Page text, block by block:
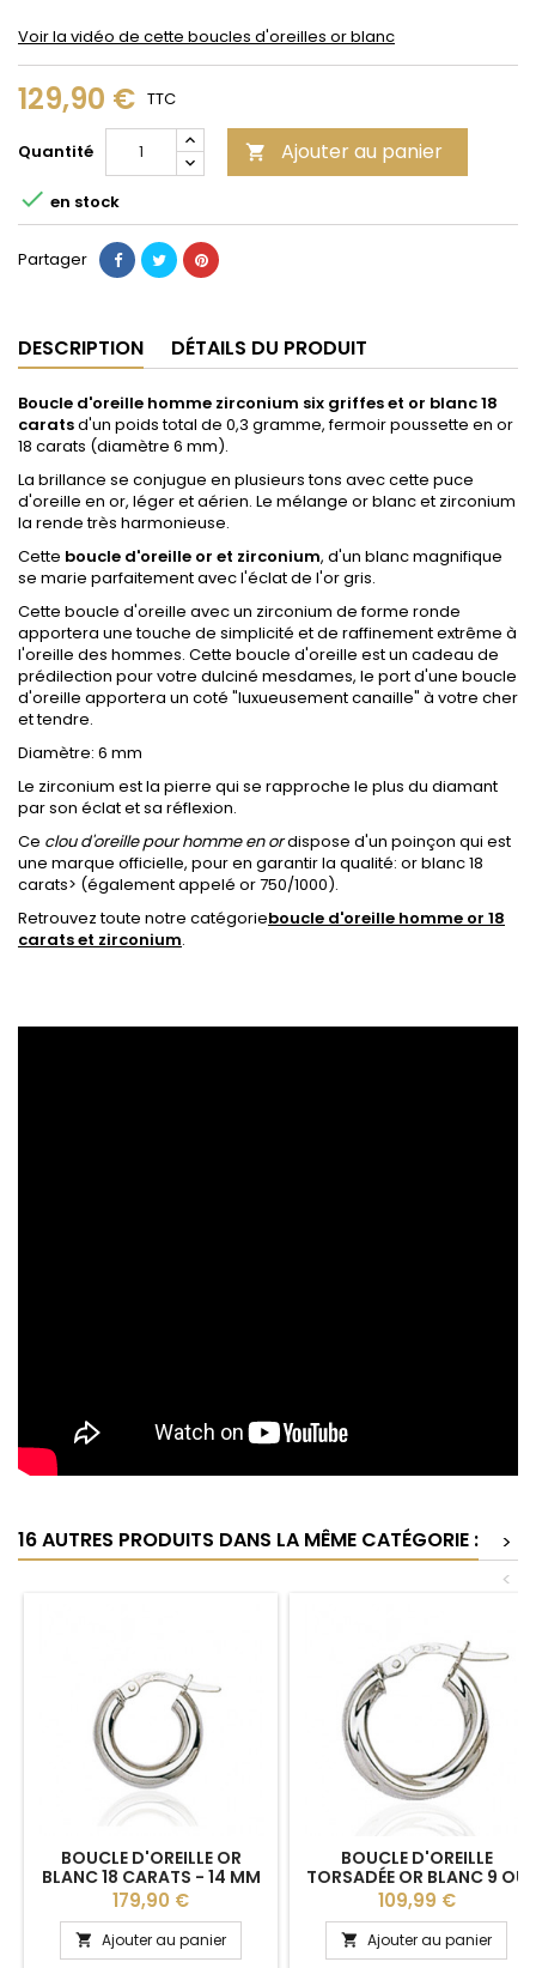
Voir la vidéo de cette boucles d'oreilles or blanc
129,90 € TTC
Quantité  Ajouter au panier
 en stock
Partager
DESCRIPTION DÉTAILS DU PRODUIT
Boucle d'oreille homme zirconium six griffes et or blanc 18
caratsd'un poids total de 0,3 gramme, fermoir poussette en or
18 carats (diamètre 6 mm).
La brillance se conjugue en plusieurs tons avec cette puce
d'oreille en or, léger et aérien. Le mélange or blanc et zirconium
la rende très harmonieuse.
Cette boucle d'oreille or et zirconium, d'un blanc magnifique
se marie parfaitement avec l'éclat de l'or gris.
Cette boucle d'oreille avec un zirconium de forme ronde
apportera une touche de simplicité et de raffinement extrême à
l'oreille des hommes. Cette boucle d'oreille est un cadeau de
prédilection pour votre dulciné mesdames, le port d'une boucle
d'oreille apportera un coté "luxueusement canaille" à votre cher
et tendre.
Diamètre: 6 mm
Le zirconium est la pierre qui se rapproche le plus du diamant
par son éclat et sa réflexion.
Ce clou d'oreille pour homme en ordispose d'un poinçon qui est
une marque officielle, pour en garantir la qualité: or blanc 18
carats> (également appelé or 750/1000).
Retrouvez toute notre catégorieboucle d'oreille homme or 18
carats et zirconium.
16 AUTRES PRODUITS DANS LA MÊME CATÉGORIE :
>
<
BOUCLE D'OREILLE OR
BLANC 18 CARATS - 14 MM
Prix
179,90 €
 Ajouter au panier
BOUCLE D'OREILLE
TORSADÉE OR BLANC 9 OU
18 CARATS - 15MM
Prix
109,99 €
 Ajouter au panier